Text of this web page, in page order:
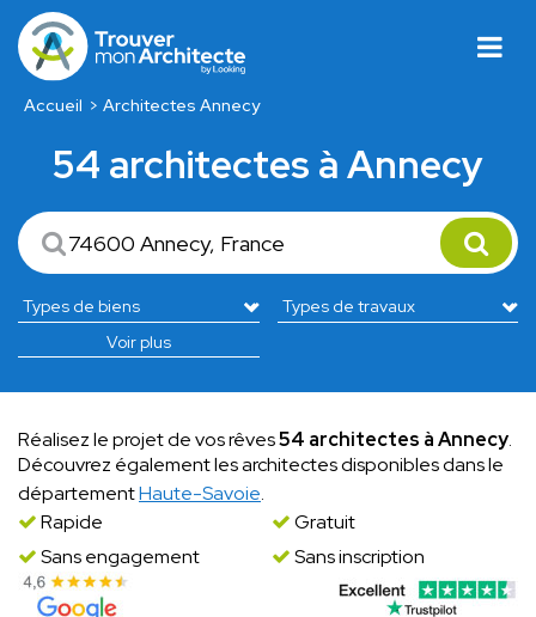
Accueil Architectes Annecy
54 architectes à Annecy
Voir plus
Réalisez le projet de vos rêves54 architectes à Annecy.
Découvrez également les architectes disponibles dans le
départementHaute-Savoie.
Rapide
Gratuit
Sans engagement
Sans inscription